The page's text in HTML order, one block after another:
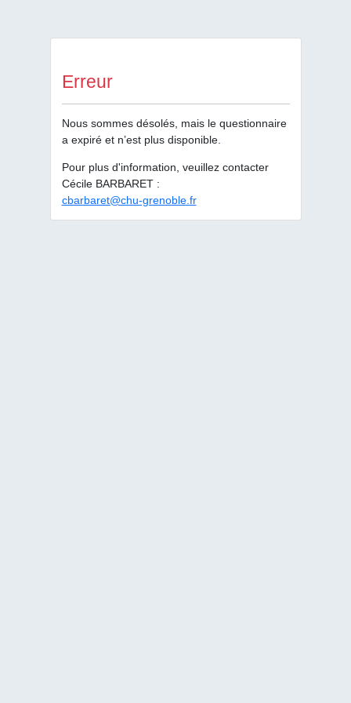
Erreur
Nous sommes désolés, mais le questionnaire
a expiré et n’est plus disponible.
Pour plus d'information, veuillez contacter
Cécile BARBARET :
cbarbaret@chu-grenoble.fr